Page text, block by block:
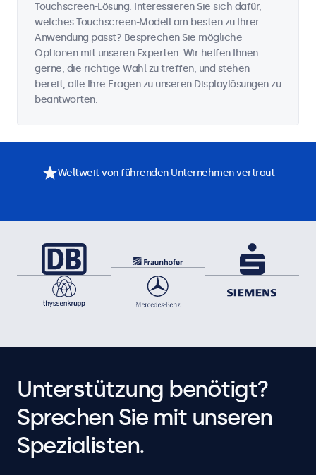
Touchscreen-Lösung. Interessieren Sie sich dafür,
welches Touchscreen-Modell am besten zu Ihrer
Anwendung passt? Besprechen Sie mögliche
Optionen mit unseren Experten. Wir helfen Ihnen
gerne, die richtige Wahl zu treffen, und stehen
bereit, alle Ihre Fragen zu unseren Displaylösungen zu
beantworten.
Weltweit von führenden Unternehmen vertraut
Unterstützung benötigt?
Sprechen Sie mit unseren
Spezialisten.